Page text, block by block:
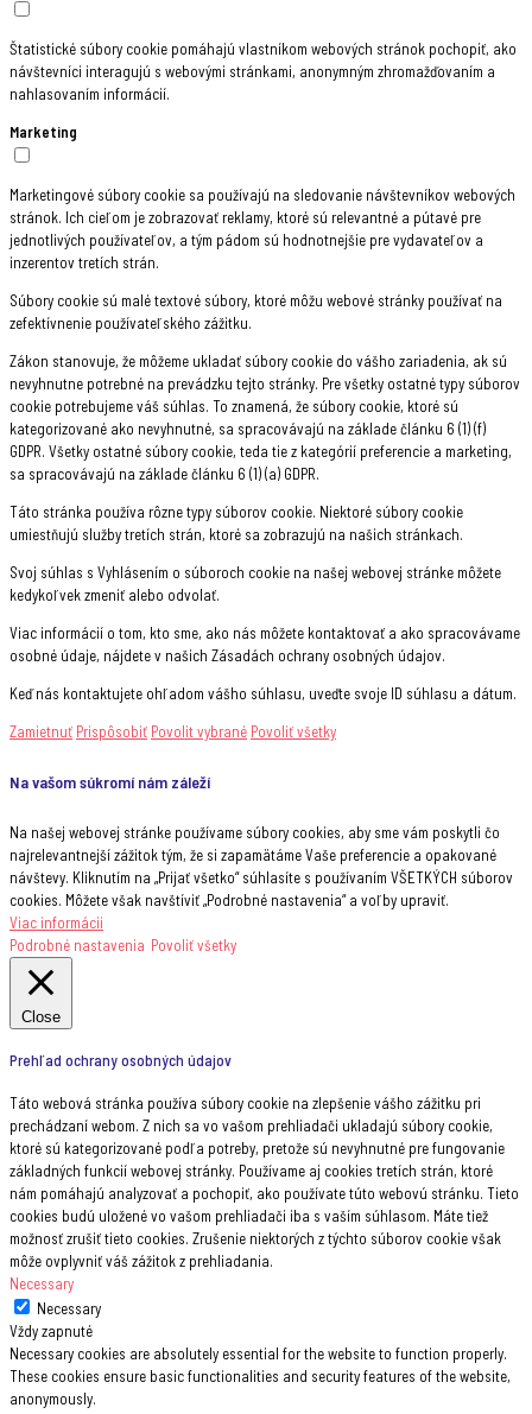
Štatistické súbory cookie pomáhajú vlastníkom webových stránok pochopiť, ako
návštevníci interagujú s webovými stránkami, anonymným zhromažďovaním a
nahlasovaním informácií.
Marketing
Marketingové súbory cookie sa používajú na sledovanie návštevníkov webových
stránok. Ich cieľom je zobrazovať reklamy, ktoré sú relevantné a pútavé pre
jednotlivých používateľov, a tým pádom sú hodnotnejšie pre vydavateľov a
inzerentov tretích strán.
Súbory cookie sú malé textové súbory, ktoré môžu webové stránky používať na
zefektívnenie používateľského zážitku.
Zákon stanovuje, že môžeme ukladať súbory cookie do vášho zariadenia, ak sú
nevyhnutne potrebné na prevádzku tejto stránky. Pre všetky ostatné typy súborov
cookie potrebujeme váš súhlas. To znamená, že súbory cookie, ktoré sú
kategorizované ako nevyhnutné, sa spracovávajú na základe článku 6 (1) (f)
GDPR. Všetky ostatné súbory cookie, teda tie z kategórií preferencie a marketing,
sa spracovávajú na základe článku 6 (1) (a) GDPR.
Táto stránka používa rôzne typy súborov cookie. Niektoré súbory cookie
umiestňujú služby tretích strán, ktoré sa zobrazujú na našich stránkach.
Svoj súhlas s Vyhlásením o súboroch cookie na našej webovej stránke môžete
kedykoľvek zmeniť alebo odvolať.
Viac informácií o tom, kto sme, ako nás môžete kontaktovať a ako spracovávame
osobné údaje, nájdete v našich Zásadách ochrany osobných údajov.
Keď nás kontaktujete ohľadom vášho súhlasu, uveďte svoje ID súhlasu a dátum.
Zamietnuť Prispôsobiť Povolit vybrané Povoliť všetky
Na vašom súkromí nám záleží
Na našej webovej stránke používame súbory cookies, aby sme vám poskytli čo
najrelevantnejší zážitok tým, že si zapamätáme Vaše preferencie a opakované
návštevy. Kliknutím na „Prijať všetko“ súhlasíte s používaním VŠETKÝCH súborov
cookies. Môžete však navštíviť „Podrobné nastavenia“ a voľby upraviť.
Viac informácii
Podrobné nastavenia Povoliť všetky
Close
Prehľad ochrany osobných údajov
Táto webová stránka používa súbory cookie na zlepšenie vášho zážitku pri
prechádzaní webom. Z nich sa vo vašom prehliadači ukladajú súbory cookie,
ktoré sú kategorizované podľa potreby, pretože sú nevyhnutné pre fungovanie
základných funkcií webovej stránky. Používame aj cookies tretích strán, ktoré
nám pomáhajú analyzovať a pochopiť, ako používate túto webovú stránku. Tieto
cookies budú uložené vo vašom prehliadači iba s vaším súhlasom. Máte tiež
možnosť zrušiť tieto cookies. Zrušenie niektorých z týchto súborov cookie však
môže ovplyvniť váš zážitok z prehliadania.
Necessary
Necessary
Vždy zapnuté
Necessary cookies are absolutely essential for the website to function properly.
These cookies ensure basic functionalities and security features of the website,
anonymously.